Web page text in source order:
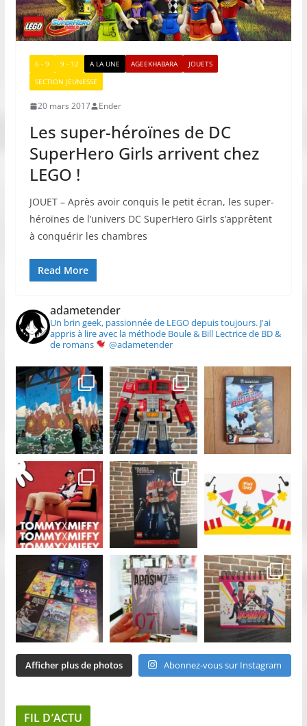
6 - 9 9 - 12 A LA UNE AGEEKHABARA
JOUETS
SECTION JEUNESSE
20 mars 2017 Ender
Les super-héroïnes de DC
SuperHero Girls arrivent chez
LEGO !
JOUET – Après avoir conquis le petit écran, les super-
héroïnes de l’univers DC SuperHero Girls s’apprêtent
à conquérir les chambres
Read More
adametender
Un brin geek, passionnée de LEGO depuis toujours.J'ai
appris à lire avec la méthode Boule & Bill Lectrice de BD &
de romans
@adametender
Afficher plus de photos Abonnez-vous sur Instagram
FIL D’ACTU